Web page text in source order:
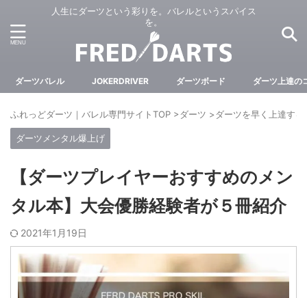
人生にダーツという彩りを。バレルというスパイス
を。
ダーツバレル JOKERDRIVER ダーツボード ダーツ上達の
ふれっどダーツ｜バレル専門サイトTOP >ダーツ >ダーツを早く上達する
ダーツメンタル爆上げ
【ダーツプレイヤーおすすめのメン
タル本】大会優勝経験者が５冊紹介
2021年1月19日